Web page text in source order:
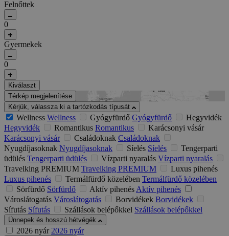
Felnőttek
0
Gyermekek
0
Kiválaszt
Térkép megjelenítése
Kérjük, válassza ki a tartózkodás típusát
Wellness Wellness Gyógyfürdő Gyógyfürdő
Hegyvidék
Hegyvidék
Romantikus Romantikus
Karácsonyi vásár
Karácsonyi vásár
Családoknak Családoknak
Nyugdíjasoknak Nyugdíjasoknak Síelés Síelés
Tengerparti
üdülés Tengerparti üdülés Vízparti nyaralás Vízparti nyaralás
Travelking PREMIUM Travelking PREMIUM
Luxus pihenés
Luxus pihenés
Termálfürdő közelében Termálfürdő közelében
Sörfürdő Sörfürdő Aktív pihenésAktív pihenés
Városlátogatás Városlátogatás Borvidékek Borvidékek
Sífutás Sífutás Szállások belépőkkel Szállások belépőkkel
Ünnepek és hosszú hétvégék
2026 nyár 2026 nyár